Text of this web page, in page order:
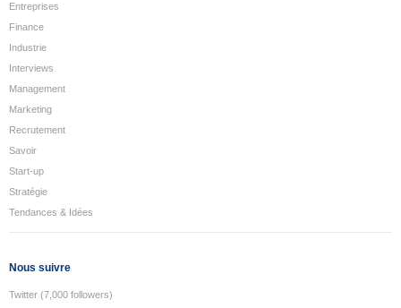
Entreprises
Finance
Industrie
Interviews
Management
Marketing
Recrutement
Savoir
Start-up
Stratégie
Tendances & Idées
Nous suivre
Twitter (7,000 followers)